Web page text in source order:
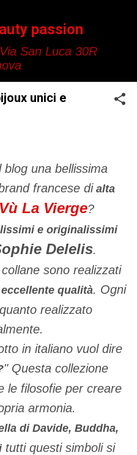
passion
San Luca 30R
unici e
una bellissima
francese di alta
La Vierge?
e originalissimi
Delelis.
sono realizzati
qualità. Ogni
realizzato
in italiano vuol dire
" Questa collezione
le filosofie per creare
armonia.
di Davide, Buddha,
tutti questi simboli si